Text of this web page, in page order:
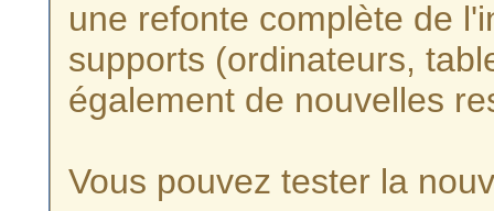
une refonte complète de
supports (ordinateurs,
également de nouvelles
Vous pouvez tester la